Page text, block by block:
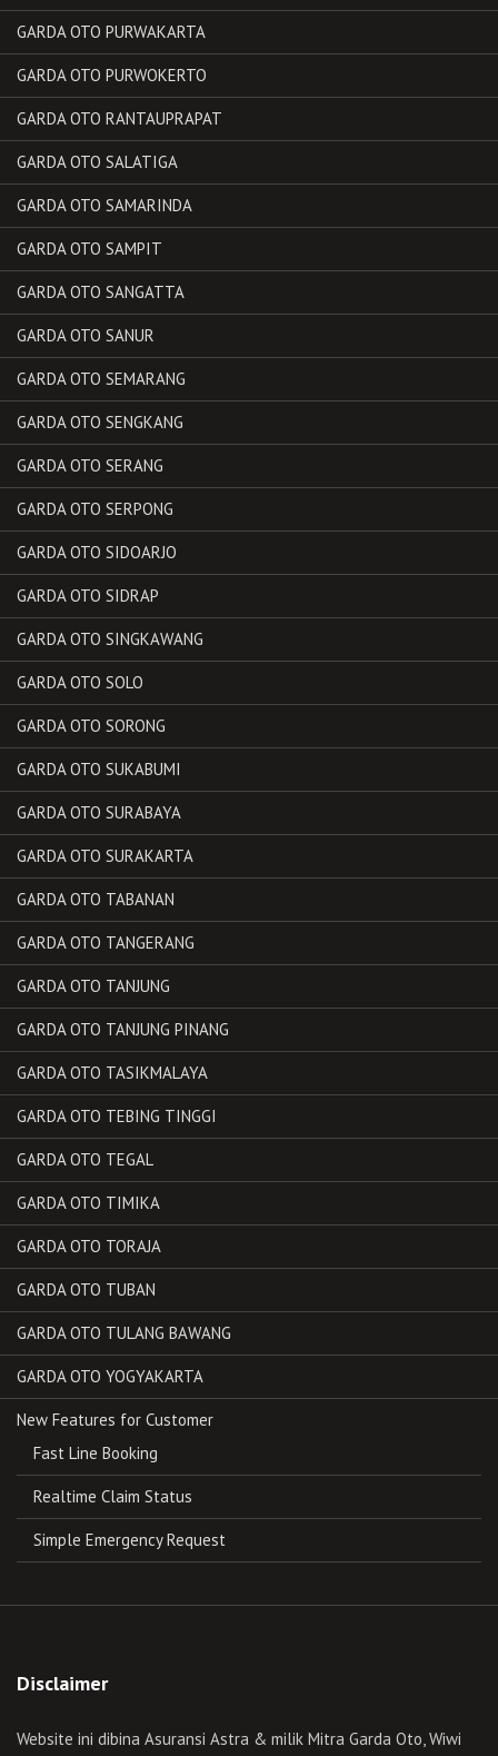
GARDA OTO PURWAKARTA
GARDA OTO PURWOKERTO
GARDA OTO RANTAUPRAPAT
GARDA OTO SALATIGA
GARDA OTO SAMARINDA
GARDA OTO SAMPIT
GARDA OTO SANGATTA
GARDA OTO SANUR
GARDA OTO SEMARANG
GARDA OTO SENGKANG
GARDA OTO SERANG
GARDA OTO SERPONG
GARDA OTO SIDOARJO
GARDA OTO SIDRAP
GARDA OTO SINGKAWANG
GARDA OTO SOLO
GARDA OTO SORONG
GARDA OTO SUKABUMI
GARDA OTO SURABAYA
GARDA OTO SURAKARTA
GARDA OTO TABANAN
GARDA OTO TANGERANG
GARDA OTO TANJUNG
GARDA OTO TANJUNG PINANG
GARDA OTO TASIKMALAYA
GARDA OTO TEBING TINGGI
GARDA OTO TEGAL
GARDA OTO TIMIKA
GARDA OTO TORAJA
GARDA OTO TUBAN
GARDA OTO TULANG BAWANG
GARDA OTO YOGYAKARTA
New Features for Customer
Fast Line Booking
Realtime Claim Status
Simple Emergency Request
Disclaimer
Website ini dibina Asuransi Astra & milik Mitra Garda Oto, Wiwi